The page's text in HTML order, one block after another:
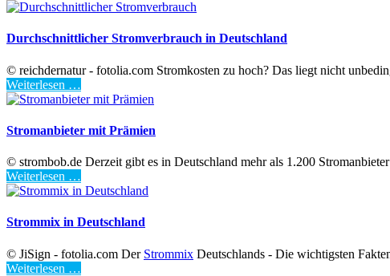
Durchschnittlicher Stromverbrauch in Deutschland
© reichdernatur - fotolia.com Stromkosten zu hoch? Das liegt nicht
Weiterlesen …
Stromanbieter mit Prämien
© strombob.de Derzeit gibt es in Deutschland mehr als 1.200
Weiterlesen …
Strommix in Deutschland
© JiSign - fotolia.com Der Strommix Deutschlands - Die wichtigsten
Weiterlesen …